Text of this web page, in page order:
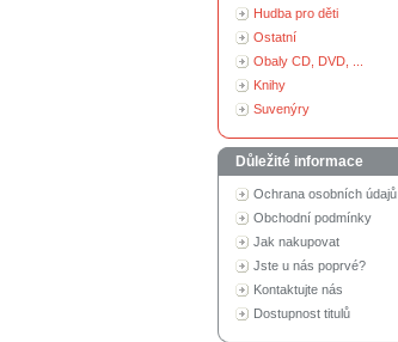
Hudba pro děti
Ostatní
Obaly CD, DVD, ...
Knihy
Suvenýry
Důležité informace
Ochrana osobních údajů
Obchodní podmínky
Jak nakupovat
Jste u nás poprvé?
Kontaktujte nás
Dostupnost titulů